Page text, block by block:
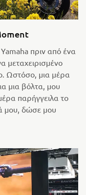
πριν από ένα
Ωστόσο, μια μέρα
μια βόλτα, μου
παρήγγειλα το
μου, δώσε μου